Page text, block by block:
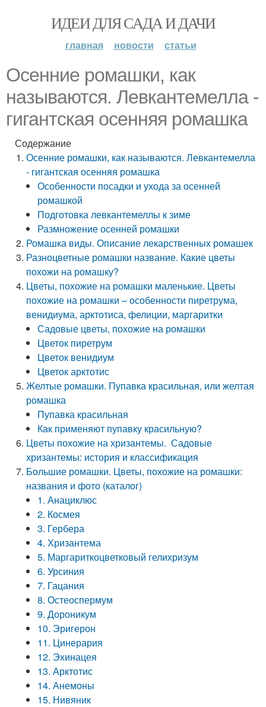
ИДЕИ ДЛЯ САДА И ДАЧИ
главная новости статьи
Осенние ромашки, как
называются. Левкантемелла -
гигантская осенняя ромашка
Содержание
Осенние ромашки, как называются. Левкантемелла
- гигантская осенняя ромашка
Особенности посадки и ухода за осенней
ромашкой
Подготовка левкантемеллы к зиме
Размножение осенней ромашки
Ромашка виды. Описание лекарственных ромашек
Разноцветные ромашки название. Какие цветы
похожи на ромашку?
Цветы, похожие на ромашки маленькие. Цветы
похожие на ромашки – особенности пиретрума,
венидиума, арктотиса, фелиции, маргаритки
Садовые цветы, похожие на ромашки
Цветок пиретрум
Цветок венидиум
Цветок арктотис
Желтые ромашки. Пупавка красильная, или желтая
ромашка
Пупавка красильная
Как применяют пупавку красильную?
Цветы похожие на хризантемы. Садовые
хризантемы: история и классификация
Большие ромашки. Цветы, похожие на ромашки:
названия и фото (каталог)
1. Анациклюс
2. Космея
3. Гербера
4. Хризантема
5. Маргариткоцветковый гелихризум
6. Урсиния
7. Гацания
8. Остеоспермум
9. Дороникум
10. Эригерон
11. Цинерария
12. Эхинацея
13. Арктотис
14. Анемоны
15. Нивяник